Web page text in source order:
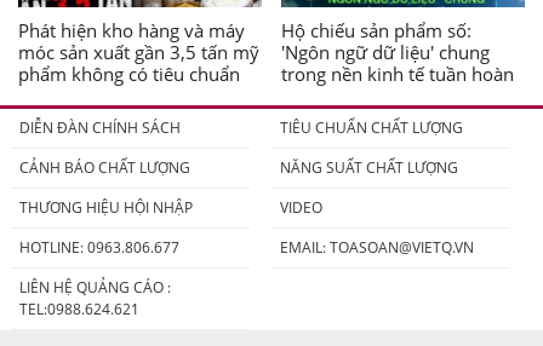
Phát hiện kho hàng và máy
móc sản xuất gần 3,5 tấn mỹ
phẩm không có tiêu chuẩn
Hộ chiếu sản phẩm số:
'Ngôn ngữ dữ liệu' chung
trong nền kinh tế tuần hoàn
DIỄN ĐÀN CHÍNH SÁCH
TIÊU CHUẨN CHẤT LƯỢNG
CẢNH BÁO CHẤT LƯỢNG
NĂNG SUẤT CHẤT LƯỢNG
THƯƠNG HIỆU HỘI NHẬP
VIDEO
HOTLINE: 0963.806.677
EMAIL:TOASOAN@VIETQ.VN
LIÊN HỆ QUẢNG CÁO :
TEL:0988.624.621